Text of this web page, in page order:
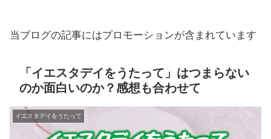
当ブログの記事にはプロモーションが含まれています
「イエスタデイをうたって」はつまらない
のか面白いのか？感想も合わせて
イエスタデイをうたって